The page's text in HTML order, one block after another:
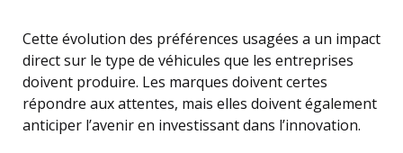
Cette évolution des préférences usagées a un impact
direct sur le type de véhicules que les entreprises
doivent produire. Les marques doivent certes
répondre aux attentes, mais elles doivent également
anticiper l’avenir en investissant dans l’innovation.